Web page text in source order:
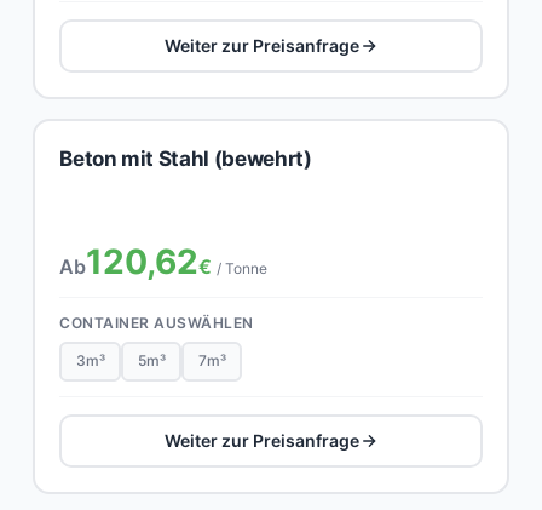
Weiter zur Preisanfrage
Beton mit Stahl (bewehrt)
Ab120,62€ / Tonne
CONTAINER AUSWÄHLEN
3m³ 5m³ 7m³
Weiter zur Preisanfrage